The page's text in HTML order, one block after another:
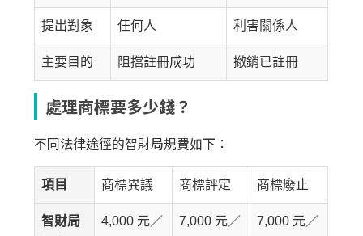
提出對象 任何人 利害關係人
主要目的 阻擋註冊成功 撤銷已註冊
處理商標要多少錢？
不同法律途徑的智財局規費如下：
項目 商標異議 商標評定 商標廢止
智財局
4,000 元／
7,000 元／
7,000 元／